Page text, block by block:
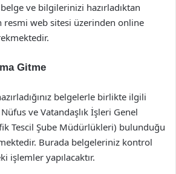
ve bilgilerinizi hazırladıktan
web sitesi üzerinden online
Gitme
belgelerle birlikte ilgili
ve Vatandaşlık İşleri Genel
Tescil Şube Müdürlükleri) bulunduğu
Burada belgeleriniz kontrol
işlemler yapılacaktır.